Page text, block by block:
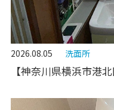
2026.08.05 洗面所
【神奈川県横浜市港